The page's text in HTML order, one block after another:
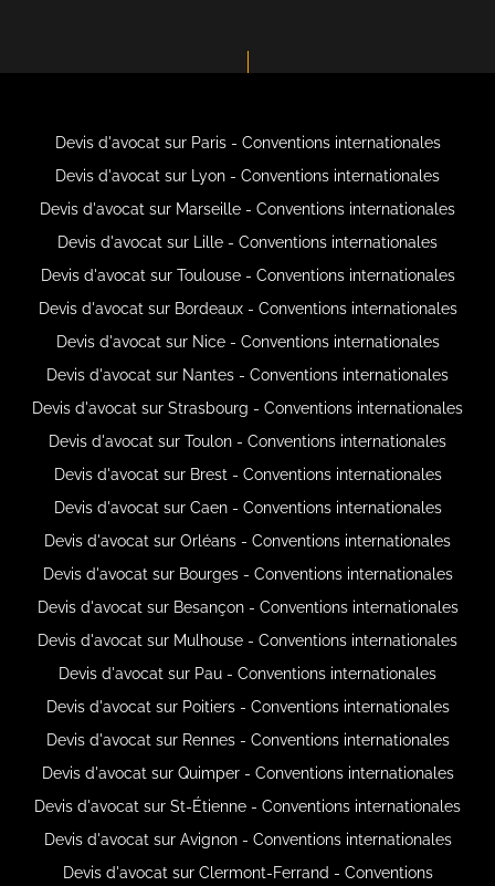
Devis d'avocat sur Paris - Conventions internationales
Devis d'avocat sur Lyon - Conventions internationales
Devis d'avocat sur Marseille - Conventions internationales
Devis d'avocat sur Lille - Conventions internationales
Devis d'avocat sur Toulouse - Conventions internationales
Devis d'avocat sur Bordeaux - Conventions internationales
Devis d'avocat sur Nice - Conventions internationales
Devis d'avocat sur Nantes - Conventions internationales
Devis d'avocat sur Strasbourg - Conventions internationales
Devis d'avocat sur Toulon - Conventions internationales
Devis d'avocat sur Brest - Conventions internationales
Devis d'avocat sur Caen - Conventions internationales
Devis d'avocat sur Orléans - Conventions internationales
Devis d'avocat sur Bourges - Conventions internationales
Devis d'avocat sur Besançon - Conventions internationales
Devis d'avocat sur Mulhouse - Conventions internationales
Devis d'avocat sur Pau - Conventions internationales
Devis d'avocat sur Poitiers - Conventions internationales
Devis d'avocat sur Rennes - Conventions internationales
Devis d'avocat sur Quimper - Conventions internationales
Devis d'avocat sur St-Étienne - Conventions internationales
Devis d'avocat sur Avignon - Conventions internationales
Devis d'avocat sur Clermont-Ferrand - Conventions